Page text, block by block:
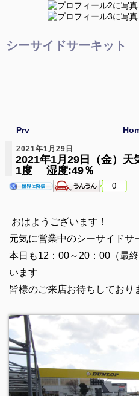
シーサイドサーキット
Prv
2021年1月29日
2021年1月29日（金）天
1度 湿度:49％
0
おはようございます！
元気に営業中のシーサイドサ
本日も12：00～20：00（最
います
皆様のご来店お待ちしており